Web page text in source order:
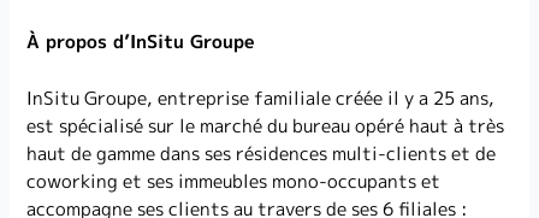
À propos d’InSitu Groupe
InSitu Groupe, entreprise familiale créée il y a 25 ans,
est spécialisé sur le marché du bureau opéré haut à très
haut de gamme dans ses résidences multi-clients et de
coworking et ses immeubles mono-occupants et
accompagne ses clients au travers de ses 6 filiales :